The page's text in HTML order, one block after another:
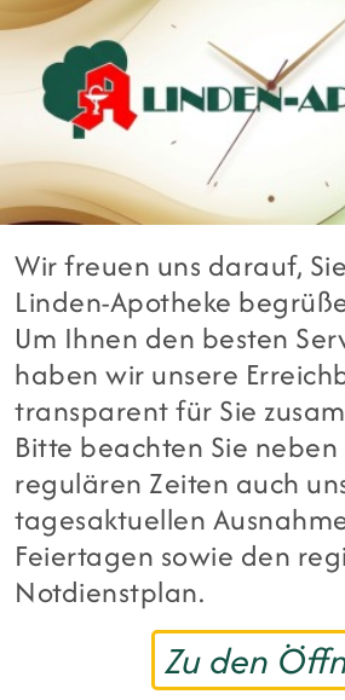
Wir freuen uns darauf,
Linden-Apotheke
Um Ihnen den besten
haben wir unsere
transparent für Sie
Bitte beachten Sie
regulären Zeiten auch
tagesaktuellen
Feiertagen sowie den
Notdienstplan.
Zu den